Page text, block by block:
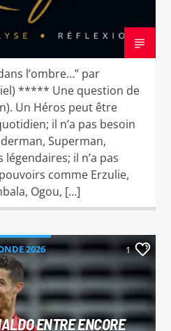
l’ombre…” par
***** Une question de
Un Héros peut être
il n’a pas besoin
Superman,
il n’a pas
comme Erzulie,
Ogou, […]
2026
1
ENTRE ENCORE